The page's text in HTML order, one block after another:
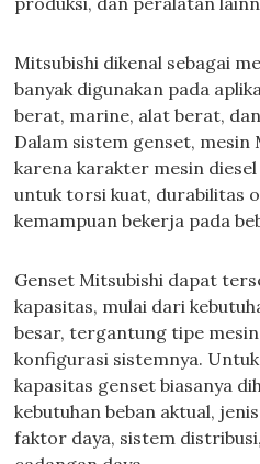
Mitsubishi dikenal sebagai
banyak digunakan pada
berat, marine, alat berat,
Dalam sistem genset, mesin
karena karakter mesin
untuk torsi kuat, durabilitas
kemampuan bekerja pada
Genset Mitsubishi dapat
kapasitas, mulai dari
besar, tergantung tipe
konfigurasi sistemnya.
kapasitas genset biasanya
kebutuhan beban aktual,
faktor daya, sistem